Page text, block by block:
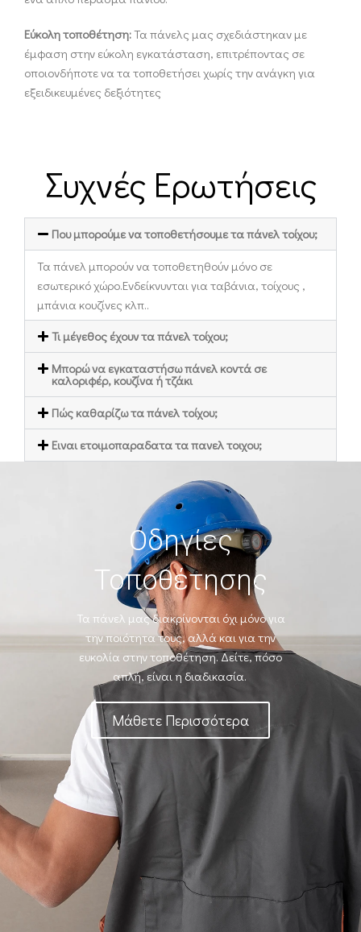
Εύκολη τοποθέτηση:Τα πάνελς μας σχεδιάστηκαν με
έμφαση στην εύκολη εγκατάσταση, επιτρέποντας σε
οποιονδήποτε να τα τοποθετήσει χωρίς την ανάγκη για
εξειδικευμένες δεξιότητες
Συχνές Ερωτήσεις
Που μπορούμε να τοποθετήσουμε τα πάνελ τοίχου;
Τα πάνελ μπορούν να τοποθετηθούν μόνο σε
εσωτερικό χώρο.Ενδείκνυνται για ταβάνια, τοίχους ,
μπάνια κουζίνες κλπ..
Τι μέγεθος έχουν τα πάνελ τοίχου;
Mπορώ να εγκαταστήσω πάνελ κοντά σε
καλοριφέρ, κουζίνα ή τζάκι
Πώς καθαρίζω τα πάνελ τοίχου;
Ειναι ετοιμοπαραδατα τα πανελ τοιχου;
Οδηγίες
Τοποθέτησης
Τα πάνελ μας διακρίνονται όχι μόνο για
την ποιότητα τους, αλλά και για την
ευκολία στην τοποθέτηση. Δείτε, πόσο
απλή, είναι η διαδικασία.
Μάθετε Περισσότερα